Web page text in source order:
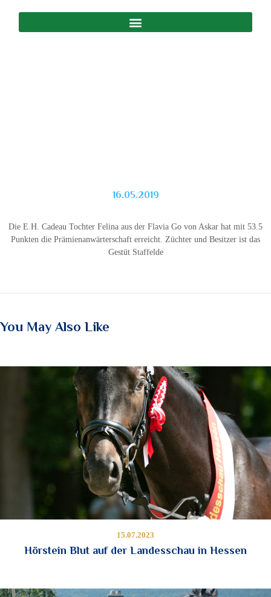
16.05.2019
Die E.H. Cadeau Tochter Felina aus der Flavia Go von Askar hat mit 53.5
Punkten die Prämienanwärterschaft erreicht. Züchter und Besitzer ist das
Gestüt Staffelde
You May Also Like
15.07.2023
Hörstein Blut auf der Landesschau in Hessen